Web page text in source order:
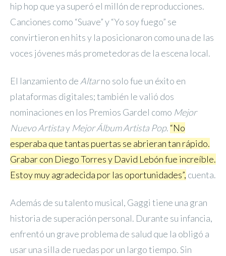
hip hop que ya superó el millón de reproducciones.
Canciones como “Suave” y “Yo soy fuego” se
convirtieron en hits y la posicionaron como una de las
voces jóvenes más prometedoras de la escena local.
El lanzamiento deAltarno solo fue un éxito en
plataformas digitales; también le valió dos
nominaciones en los Premios Gardel como Mejor
Nuevo Artistay Mejor Álbum Artista Pop. “No
esperaba que tantas puertas se abrieran tan rápido.
Grabar con Diego Torres y David Lebón fue increíble.
Estoy muy agradecida por las oportunidades”, cuenta.
Además de su talento musical, Gaggi tiene una gran
historia de superación personal. Durante su infancia,
enfrentó un grave problema de salud que la obligó a
usar una silla de ruedas por un largo tiempo. Sin